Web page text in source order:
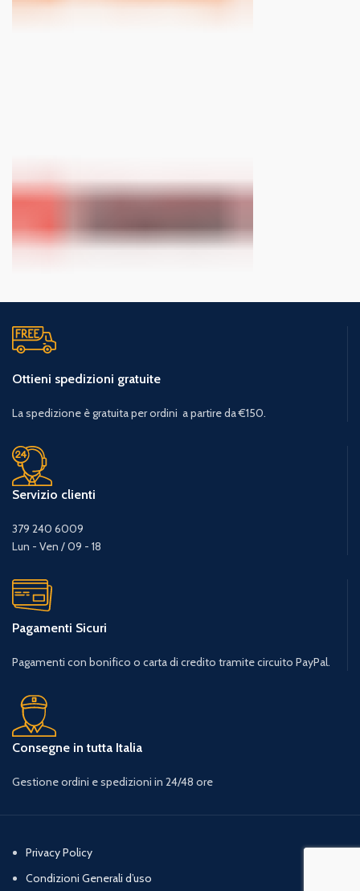
Ottieni spedizioni gratuite
La spedizione è gratuita per ordini a partire da €150.
Servizio clienti
379 240 6009
Lun - Ven / 09 - 18
Pagamenti Sicuri
Pagamenti con bonifico o carta di credito tramite circuito PayPal.
Consegne in tutta Italia
Gestione ordini e spedizioni in 24/48 ore
Privacy Policy
Condizioni Generali d’uso